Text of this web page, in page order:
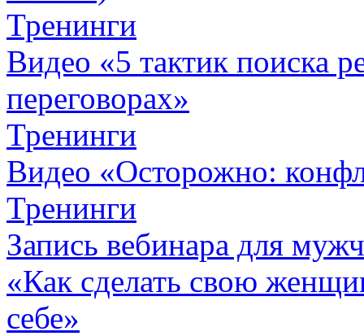
Тренинги
Видео «5 тактик
переговорах»
Тренинги
Видео «Осторожно:
Тренинги
Запись вебинара для
«Как сделать свою
себе»